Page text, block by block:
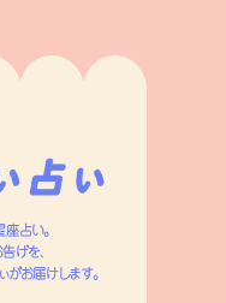
占い。
げを、
お届けします。